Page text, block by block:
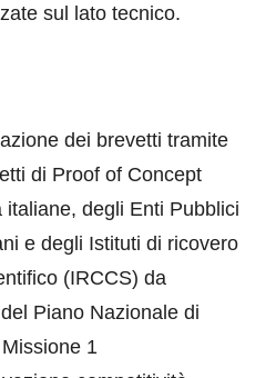
sul lato tecnico.
dei brevetti tramite
di Proof of Concept
degli Enti Pubblici
e degli Istituti di ricovero
(IRCCS) da
Piano Nazionale di
1